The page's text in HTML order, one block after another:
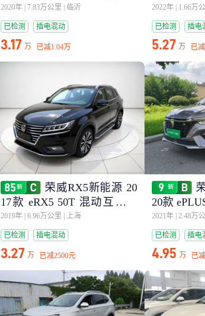
版
2020年 7.83万公里 临沂
已检测 插电混动
3.17 万 已减1.04万
2022年 1.66万
已检测 插电
5.27 万 已减
荣威RX5新能源 20
17款 eRX5 50T 混动互联尊
荣旗舰版
2019年 6.96万公里 上海
已检测 插电混动
3.27 万 已减2500元
20款
2021年 2.48万
已检测 插电
4.95 万 已减